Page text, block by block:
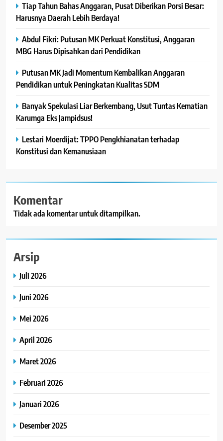
Tiap Tahun Bahas Anggaran, Pusat Diberikan Porsi Besar:
Harusnya Daerah Lebih Berdaya!
Abdul Fikri: Putusan MK Perkuat Konstitusi, Anggaran
MBG Harus Dipisahkan dari Pendidikan
Putusan MK Jadi Momentum Kembalikan Anggaran
Pendidikan untuk Peningkatan Kualitas SDM
Banyak Spekulasi Liar Berkembang, Usut Tuntas Kematian
Karumga Eks Jampidsus!
Lestari Moerdijat: TPPO Pengkhianatan terhadap
Konstitusi dan Kemanusiaan
Komentar
Tidak ada komentar untuk ditampilkan.
Arsip
Juli 2026
Juni 2026
Mei 2026
April 2026
Maret 2026
Februari 2026
Januari 2026
Desember 2025